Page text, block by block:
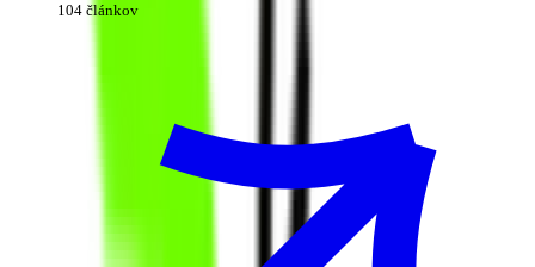
104 článkov